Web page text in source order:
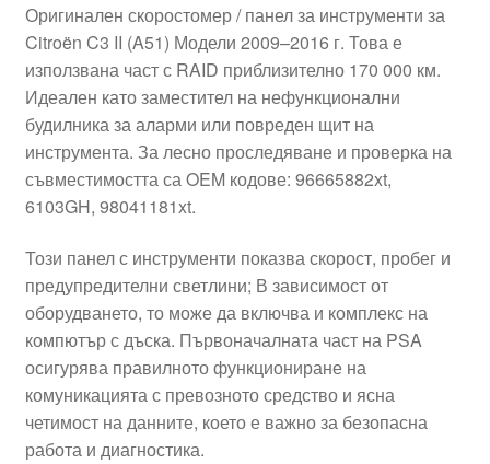
Оригинален скоростомер / панел за инструменти за
Citroën C3 II (A51) Модели 2009–2016 г. Това е
използвана част с RAID приблизително 170 000 км.
Идеален като заместител на нефункционални
будилника за аларми или повреден щит на
инструмента. За лесно проследяване и проверка на
съвместимостта са OEM кодове: 96665882xt,
6103GH, 98041181xt.
Този панел с инструменти показва скорост, пробег и
предупредителни светлини; В зависимост от
оборудването, то може да включва и комплекс на
компютър с дъска. Първоначалната част на PSA
осигурява правилното функциониране на
комуникацията с превозното средство и ясна
четимост на данните, което е важно за безопасна
работа и диагностика.